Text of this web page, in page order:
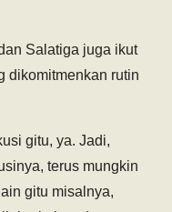
Salatiga juga ikut
dikomitmenkan rutin
gitu, ya. Jadi,
terus mungkin
gitu misalnya,